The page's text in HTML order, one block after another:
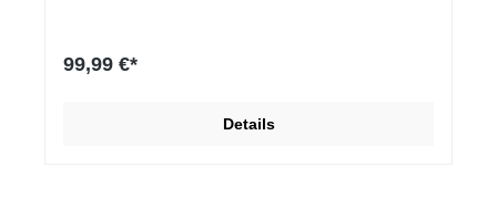
99,99 €*
Details